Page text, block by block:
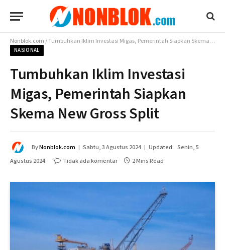
Nonblok.com/Tumbuhkan Iklim Investasi Migas, Pemerintah Siapkan Skema New Gross Split
NASIONAL
Tumbuhkan Iklim Investasi
Migas, Pemerintah Siapkan
Skema New Gross Split
ByNonblok.com Sabtu, 3 Agustus 2024 Updated: Senin, 5
Agustus 2024
Tidak ada komentar 2 Mins Read